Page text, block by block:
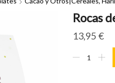
Rocas
13,95 €